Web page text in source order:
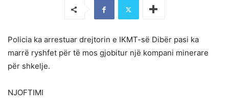
Policia ka arrestuar drejtorin e IKMT-së Dibër pasi ka
marrë ryshfet për të mos gjobitur një kompani minerare
për shkelje.
NJOFTIMI